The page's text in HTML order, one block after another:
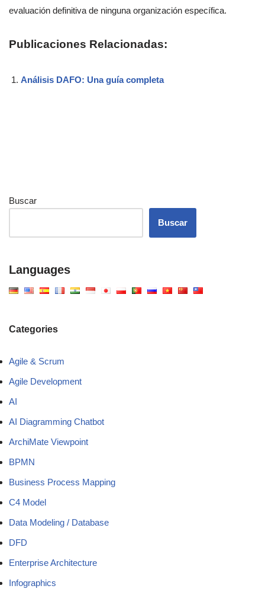
evaluación definitiva de ninguna organización específica.
Publicaciones Relacionadas:
Análisis DAFO: Una guía completa
Buscar
Buscar
Languages
Categories
Agile & Scrum
Agile Development
AI
AI Diagramming Chatbot
ArchiMate Viewpoint
BPMN
Business Process Mapping
C4 Model
Data Modeling / Database
DFD
Enterprise Architecture
Infographics